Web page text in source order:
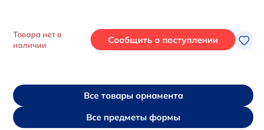
Товара нет в
наличии
Сообщить о поступлении
Все товары орнамента
Все предметы формы